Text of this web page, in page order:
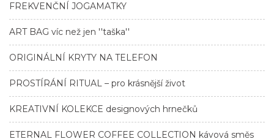
FREKVENČNÍ JOGAMATKY
ART BAG víc než jen ''taška''
ORIGINÁLNÍ KRYTY NA TELEFON
PROSTÍRÁNÍ RITUAL – pro krásnější život
KREATIVNÍ KOLEKCE designových hrnečků
ETERNAL FLOWER COFFEE COLLECTION kávová směs